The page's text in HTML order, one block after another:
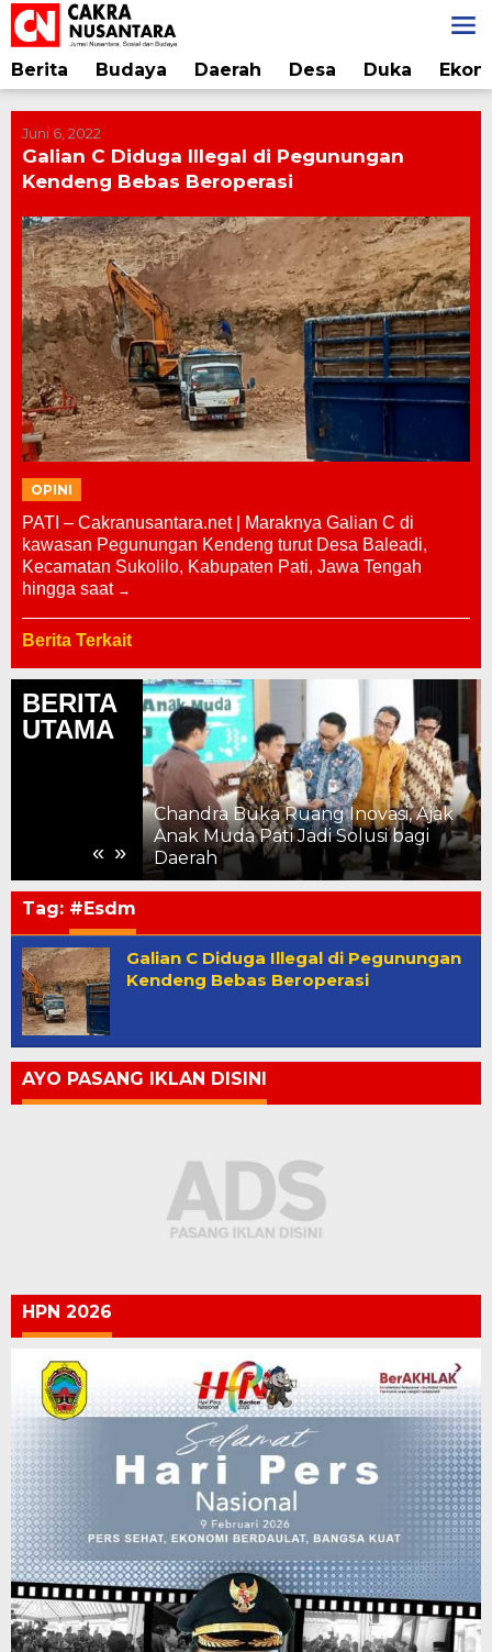
Lewati
ke
konten
Berita Budaya Daerah Desa Duka
Juni 6, 2022
Galian C Diduga Illegal di Pegunungan
Kendeng Bebas Beroperasi
OPINI
PATI – Cakranusantara.net | Maraknya Galian C di
kawasan Pegunungan Kendeng turut Desa Baleadi,
Kecamatan Sukolilo, Kabupaten Pati, Jawa Tengah
hingga saat
Berita Terkait
BERITA
UTAMA
« »
Pelosok
Chandra Buka Ruang Inovasi, Ajak
Anak Muda Pati Jadi Solusi bagi
Daerah
Tag: #Esdm
Galian C Diduga Illegal di Pegunungan
Kendeng Bebas Beroperasi
AYO PASANG IKLAN DISINI
HPN 2026